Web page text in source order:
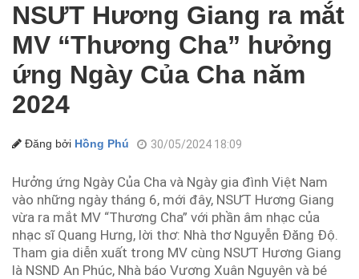
NSƯT Hương Giang ra mắt
MV “Thương Cha” hưởng
ứng Ngày Của Cha năm
2024
Đăng bởi Hồng Phú 30/05/2024 18:09
Hưởng ứng Ngày Của Cha và Ngày gia đình Việt Nam
vào những ngày tháng 6, mới đây, NSƯT Hương Giang
vừa ra mắt MV “Thương Cha” với phần âm nhạc của
nhạc sĩ Quang Hưng, lời thơ: Nhà thơ Nguyễn Đăng Độ.
Tham gia diễn xuất trong MV cùng NSƯT Hương Giang
là NSND An Phúc, Nhà báo Vương Xuân Nguyên và bé